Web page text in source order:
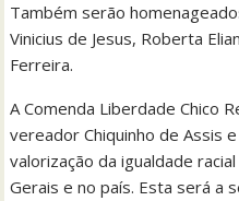
Também serão
Vinicius de Jesus, Roberta
Ferreira.
A Comenda Liberdade Chico
vereador Chiquinho de Assis
valorização da igualdade
Gerais e no país. Esta será a